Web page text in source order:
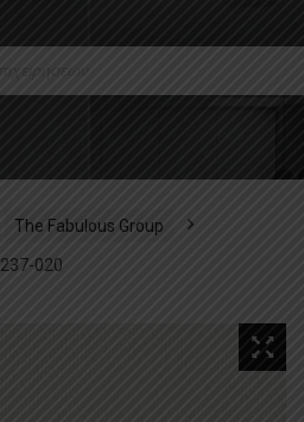
The Fabulous Group
237-020